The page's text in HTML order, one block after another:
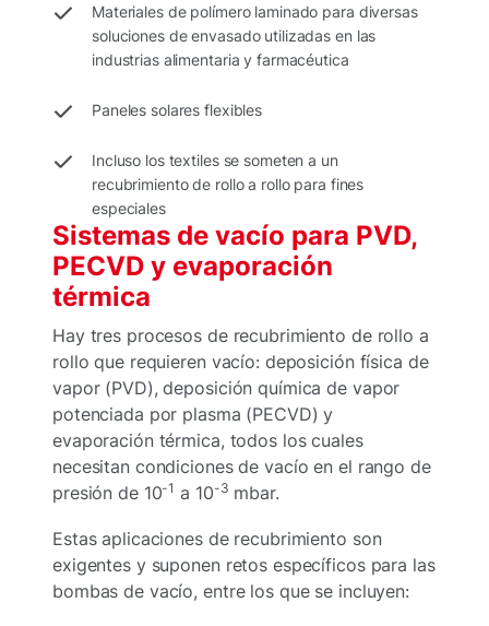
Materiales de polímero laminado para diversas
soluciones de envasado utilizadas en las
industrias alimentaria y farmacéutica
Paneles solares flexibles
Incluso los textiles se someten a un
recubrimiento de rollo a rollo para fines
especiales
Sistemas de vacío para PVD,
PECVD y evaporación
térmica
Hay tres procesos de recubrimiento de rollo a
rollo que requieren vacío: deposición física de
vapor (PVD), deposición química de vapor
potenciada por plasma (PECVD) y
evaporación térmica, todos los cuales
necesitan condiciones de vacío en el rango de
presión de 10-1 a 10-3 mbar.
Estas aplicaciones de recubrimiento son
exigentes y suponen retos específicos para las
bombas de vacío, entre los que se incluyen: